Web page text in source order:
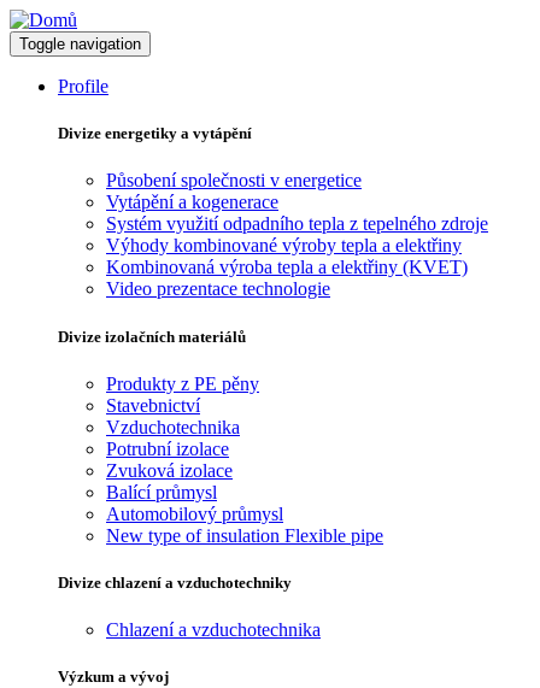
Toggle navigation
Profile
Divize energetiky a vytápění
Působení společnosti v energetice
Vytápění a kogenerace
Systém využití odpadního tepla z tepelného zdroje
Výhody kombinované výroby tepla a elektřiny
Kombinovaná výroba tepla a elektřiny (KVET)
Video prezentace technologie
Divize izolačních materiálů
Produkty z PE pěny
Stavebnictví
Vzduchotechnika
Potrubní izolace
Zvuková izolace
Balící průmysl
Automobilový průmysl
New type of insulation Flexible pipe
Divize chlazení a vzduchotechniky
Chlazení a vzduchotechnika
Výzkum a vývoj